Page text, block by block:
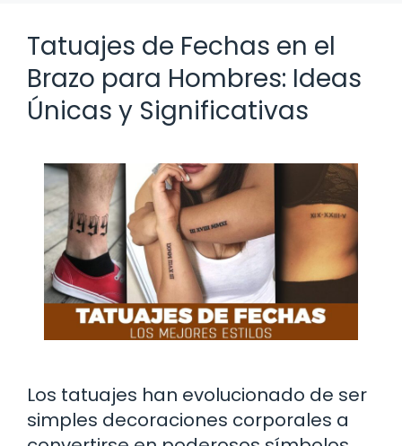
Tatuajes de Fechas en el
Brazo para Hombres: Ideas
Únicas y Significativas
Los tatuajes han evolucionado de ser
simples decoraciones corporales a